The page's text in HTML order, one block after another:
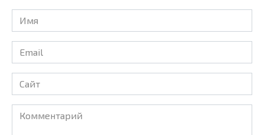
Имя
*
Email
*
Сайт
Комментарий